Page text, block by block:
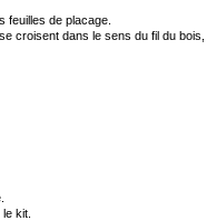
feuilles de placage
croisent dans le sens du fil du bois
kit.